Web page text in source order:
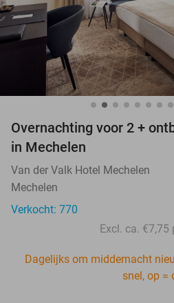
Overnachting voor 2 +
in Mechelen
Van der Valk Hotel Mechelen
Mechelen
Verkocht: 770
Excl. ca.
Dagelijks om middernacht
snel, op =